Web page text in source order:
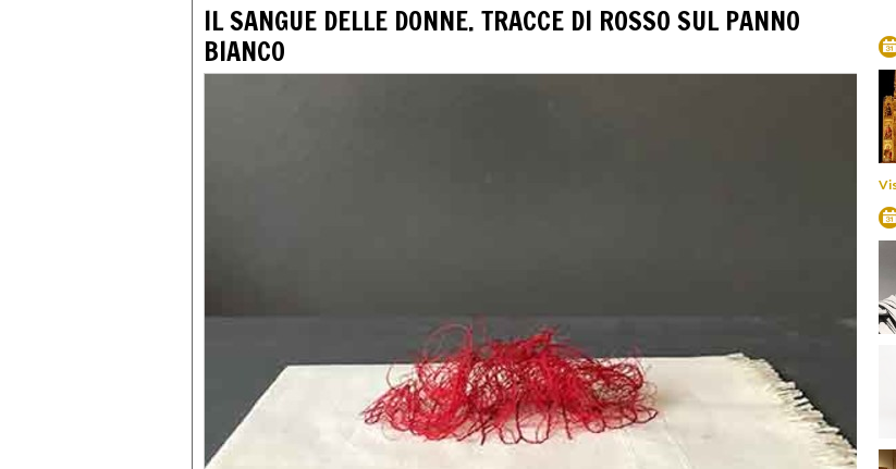
IL SANGUE DELLE DONNE. TRACCE DI ROSSO SUL PANNO
BIANCO